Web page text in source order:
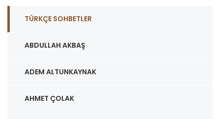
TÜRKÇE SOHBETLER
ABDULLAH AKBAŞ
ADEM ALTUNKAYNAK
AHMET ÇOLAK